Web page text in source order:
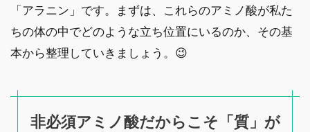
「アラニン」です。まずは、これらのアミノ酸が私た
ちの体の中でどのような立ち位置にいるのか、その基
本から整理していきましょう。😉
非必須アミノ酸だからこそ「質」が